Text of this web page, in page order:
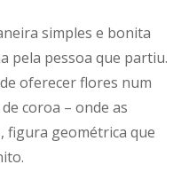
simples e bonita
pela pessoa que partiu.
oferecer flores num
coroa – onde as
figura geométrica que